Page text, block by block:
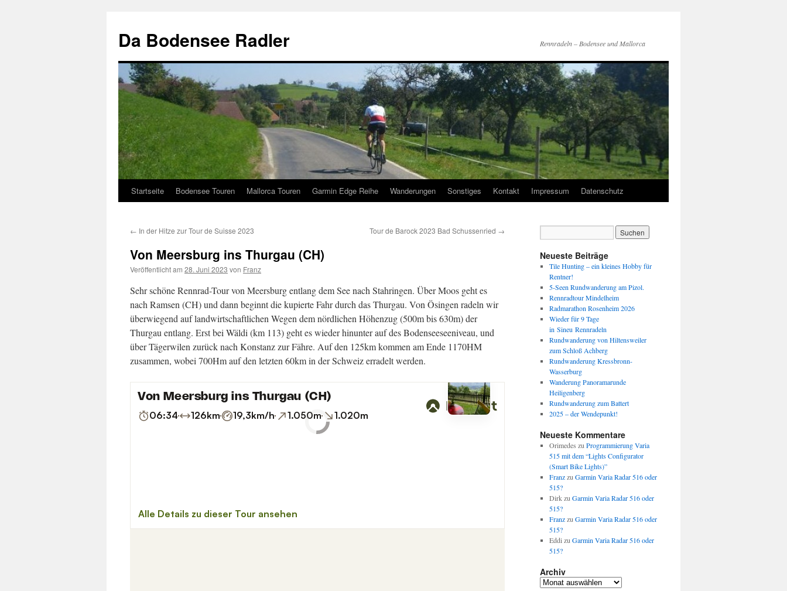
springen
Da Bodensee Radler Rennradeln – Bodensee und Mallorca
Startseite Bodensee Touren Mallorca Touren Garmin Edge Reihe Wanderungen Sonstiges Kontakt Impressum Datenschutz
← In der Hitze zur Tour de Suisse 2023 Tour de Barock 2023 Bad Schussenried →
Von Meersburg ins Thurgau (CH)
Veröffentlicht am 28. Juni 2023 von Franz
Sehr schöne Rennrad-Tour von Meersburg entlang dem See nach Stahringen. Über Moos geht es
nach Ramsen (CH) und dann beginnt die kupierte Fahr durch das Thurgau. Von Ösingen radeln wir
überwiegend auf landwirtschaftlichen Wegen dem nördlichen Höhenzug (500m bis 630m) der
Thurgau entlang. Erst bei Wäldi (km 113) geht es wieder hinunter auf des Bodenseeseeniveau, und
über Tägerwilen zurück nach Konstanz zur Fähre. Auf den 125km kommen am Ende 1170HM
zusammen, wobei 700Hm auf den letzten 60km in der Schweiz erradelt werden.
Neueste Beiträge
Tile Hunting – ein kleines Hobby für
Rentner!
5-Seen Rundwanderung am Pizol.
Rennradtour Mindelheim
Radmarathon Rosenheim 2026
Wieder für 9 Tage
in Sineu Rennradeln
Rundwanderung von Hiltensweiler
zum Schloß Achberg
Rundwanderung Kressbronn-
Wasserburg
Wanderung Panoramarunde
Heiligenberg
Rundwanderung zum Battert
2025 – der Wendepunkt!
Neueste Kommentare
Orimedes zu Programmierung Varia
515 mit dem “Lights Configurator
(Smart Bike Lights)”
Franzzu Garmin Varia Radar 516 oder
515?
Dirkzu Garmin Varia Radar 516 oder
515?
Franzzu Garmin Varia Radar 516 oder
515?
Eddi zu Garmin Varia Radar 516 oder
515?
Archiv
Archiv